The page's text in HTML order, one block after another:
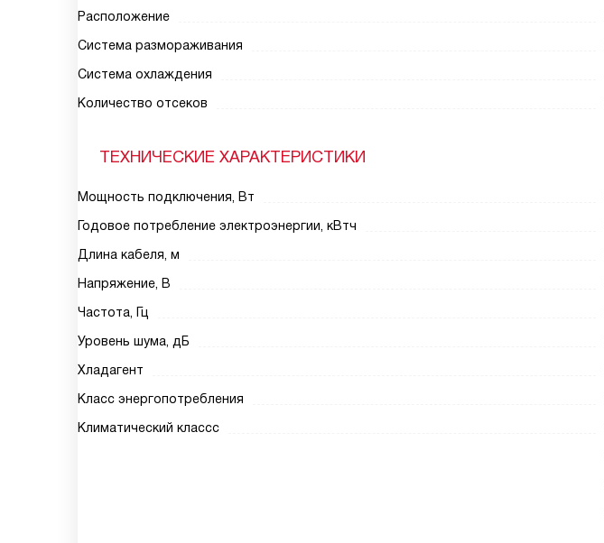
Расположение
Система размораживания
Система охлаждения
Количество отсеков
ТЕХНИЧЕСКИЕ ХАРАКТЕРИСТИКИ
Мощность подключения, Вт
Годовое потребление электроэнергии, кВтч
Длина кабеля, м
Напряжение, В
Частота, Гц
Уровень шума, дБ
Хладагент
Класс энергопотребления
Климатический классс